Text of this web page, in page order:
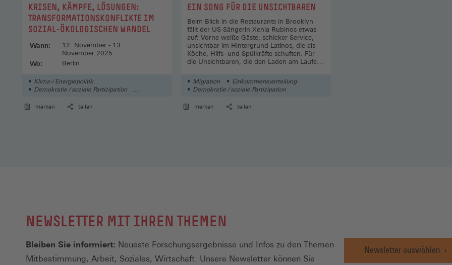
:KRISEN, KÄMPFE, LÖSUNGEN:
TRANSFORMATIONSKONFLIKTE IM
SOZIAL-ÖKOLOGISCHEN WANDEL
Wann:
12. November - 13.
November 2025
Wo: Berlin
Klima-/ Energiepolitik
Demokratie / soziale Partizipation
merken
teilen
:EIN SONG FÜR DIE UNSICHTBAREN
Beim Blick in die Restaurants in Brooklyn
fällt der US-Sängerin Xenia Rubinos etwas
auf: Vorne weiße Gäste, schicker Service,
unsichtbar im Hintergrund Latinos, die als
Köche, Hilfs- und Spülkräfte schuften. Für
die Unsichtbaren, die den Laden am Laufen
Martin Kaluza
Migration
Einkommensverteilung
Demokratie / soziale Partizipation
merken teilen
NEWSLETTER MIT IHREN THEMEN
Bleiben Sie informiert: Neueste Forschungsergebnisse und Infos zu den Themen
Mitbestimmung, Arbeit, Soziales, Wirtschaft. Unsere Newsletter können Sie
Newsletter auswählen